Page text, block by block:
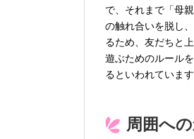
で、それまで「母
の触れ合いを脱し
るため、友だちと
遊ぶためのルール
るといわれています
周囲へ